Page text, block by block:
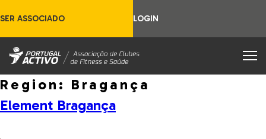
SER ASSOCIADO LOGIN
Region: Bragança
Element Bragança